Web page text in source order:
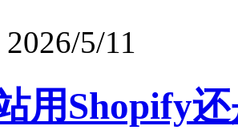
5/11
用Shopify